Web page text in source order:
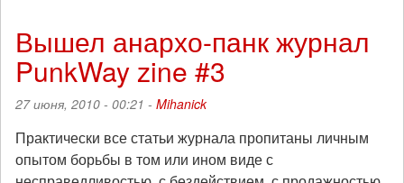
плюс
клад
для
антиклерикалов.
Вышел анархо-панк журнал
PunkWay zine #3
27 июня, 2010 - 00:21 - Mihanick
Практически все статьи журнала пропитаны личным
опытом борьбы в том или ином виде с